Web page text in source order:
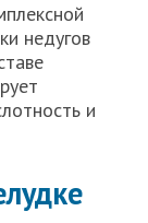
недугов
и